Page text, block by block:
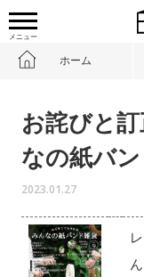
メニュー
ホーム
お詫びと
なの紙バン
2023.01.27